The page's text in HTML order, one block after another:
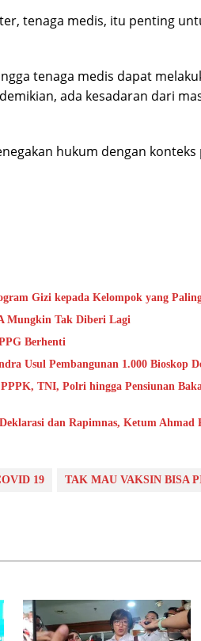
tenaga medis, itu penting
tenaga medis dapat
ada kesadaran dari
hukum dengan
Gizi kepada Kelompok yang
Mungkin Tak Diberi Lagi
Berhenti
Usul Pembangunan 1.000 Bioskop
TNI, Polri hingga Pensiunan
dan Rapimnas, Ketum Ahmad
19 TAK MAU VAKSIN BISA